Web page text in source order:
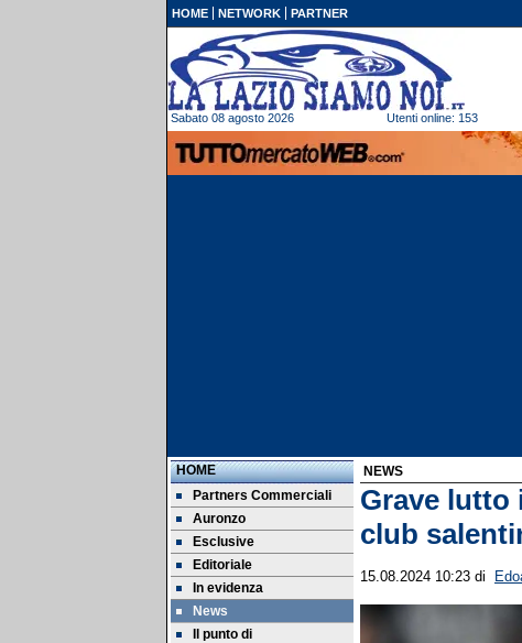
HOME NETWORK PARTNER
Sabato 08 agosto 2026 Utenti online: 153
HOME
Partners Commerciali
Auronzo
Esclusive
Editoriale
In evidenza
News
Il punto di
NEWS
Grave lutto
club
15.08.2024 10:23 di